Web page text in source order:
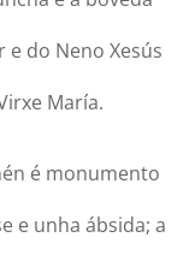
do Neno Xesús
María.
é monumento
e unha ábsida; a